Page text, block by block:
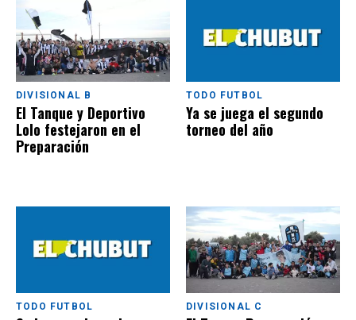
DIVISIONAL B
El Tanque y Deportivo
Lolo festejaron en el
Preparación
TODO FUTBOL
Ya se juega el segundo
torneo del año
TODO FUTBOL DIVISIONAL C